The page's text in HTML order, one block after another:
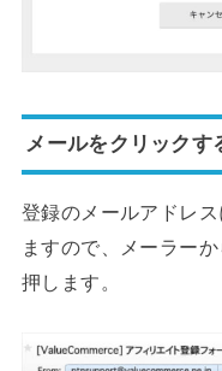
メールをクリックす
登録のメールアドレ
ますので、メーラー
押します。